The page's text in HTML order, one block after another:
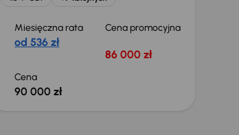
Miesięczna rata
od 536 zł
Cena promocyjna
86 000 zł
Cena
90 000 zł